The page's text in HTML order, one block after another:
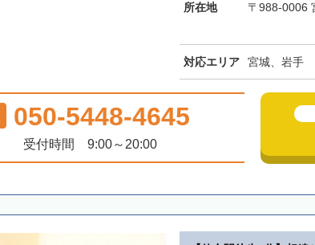
所在地 〒988-0006
対応エリア 宮城、岩手
050-5448-4645
受付時間 9:00～20:00